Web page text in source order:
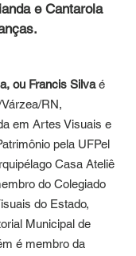
e Cantarola
ou Francis Silvaé
RN,
em Artes Visuais e
pela UFPel
Casa Ateliê
do Colegiado
do Estado,
Municipal de
é membro da